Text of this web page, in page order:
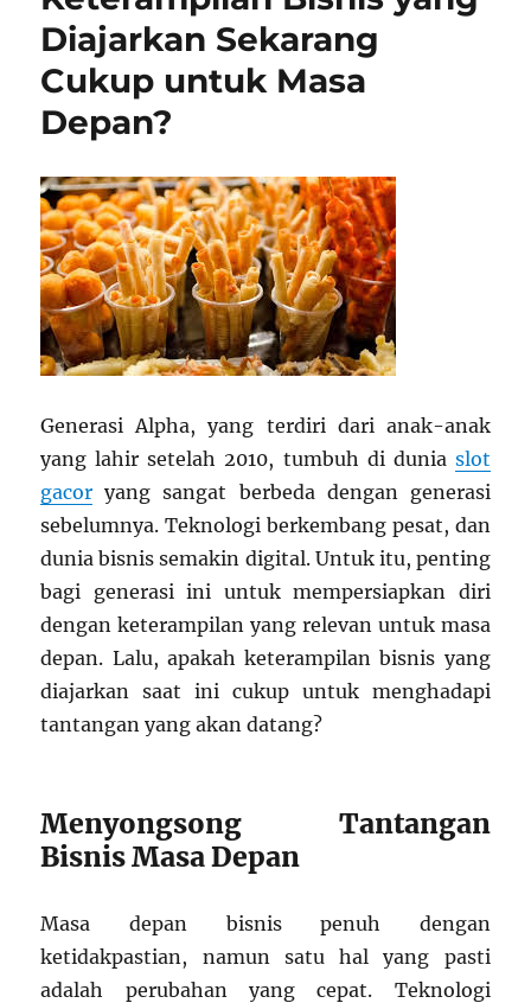
Diajarkan Sekarang
Cukup untuk Masa
Depan?
Generasi Alpha, yang terdiri dari anak-anak
yang lahir setelah 2010, tumbuh di dunia slot
gacor yang sangat berbeda dengan generasi
sebelumnya. Teknologi berkembang pesat, dan
dunia bisnis semakin digital. Untuk itu, penting
bagi generasi ini untuk mempersiapkan diri
dengan keterampilan yang relevan untuk masa
depan. Lalu, apakah keterampilan bisnis yang
diajarkan saat ini cukup untuk menghadapi
tantangan yang akan datang?
Menyongsong Tantangan
Bisnis Masa Depan
Masa depan bisnis penuh dengan
ketidakpastian, namun satu hal yang pasti
adalah perubahan yang cepat. Teknologi